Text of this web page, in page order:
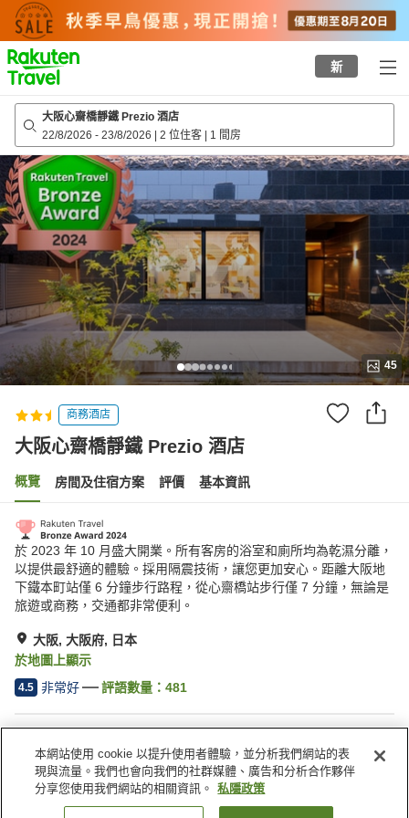
to
top
page
新
大阪心齋橋靜鐵 Prezio 酒店
22/8/2026 - 23/8/2026 | 2 位住客 | 1 間房
45
商務酒店
大阪心齋橋靜鐵 Prezio 酒店
概覽 房間及住宿方案 評價 基本資訊
於 2023 年 10 月盛大開業。所有客房的浴室和廁所均為乾濕分離，
以提供最舒適的體驗。採用隔震技術，讓您更加安心。距離大阪地
下鐵本町站僅 6 分鐘步行路程，從心齋橋站步行僅 7 分鐘，無論是
旅遊或商務，交通都非常便利。
大阪, 大阪府, 日本
於地圖上顯示
4.5 非常好 評語數量： 481
Wi-Fi
餐廳
指定吸煙區
收費洗衣房
本網站使用 cookie 以提升使用者體驗，並分析我們網站的表
現與流量。我們也會向我們的社群媒體、廣告和分析合作夥伴
分享您使用我們網站的相關資訊。
私隱政策